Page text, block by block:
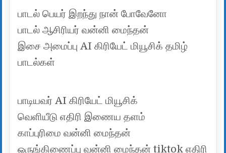
பாடல் பெயர் இறந்து நான் போவேனோ
பாடல் ஆசிரியர் வன்னி மைந்தன்
இசை அமைப்பு AI கிரியேட் மியூசிக் தமிழ்
பாடல்கள்
பாடியவர் AI கிரியேட் மியூசிக்
வெளியீடு எதிரி இணைய தளம்
காப்புரிமை வன்னி மைந்தன்
ஒருங்கிணைப்பு வன்னி மைந்தன் tiktok எதிரி